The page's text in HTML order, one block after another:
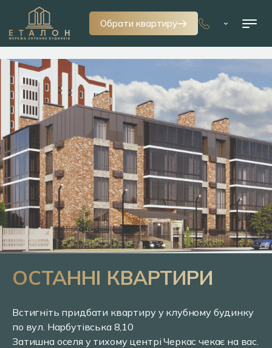
Обрати квартиру
ОСТАННІ КВАРТИРИ
Встигніть придбати квартиру у клубному будинку
по вул. Нарбутівська 8,10
Затишна оселя у тихому центрі Черкас чекає на вас.